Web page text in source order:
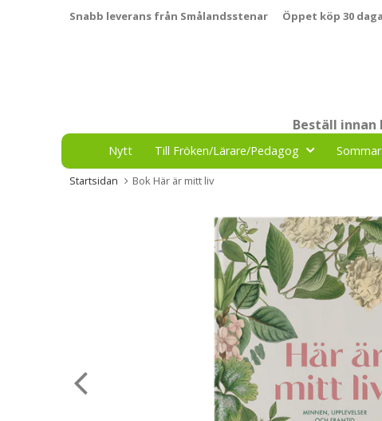
Snabb leverans från Smålandsstenar Öppet köp 30
Beställ innan
Nytt Till Fröken/Lärare/Pedagog Sommar
Startsidan Bok Här är mitt liv